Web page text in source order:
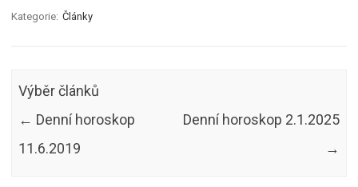
Kategorie: Články
Výběr článků
← Denní horoskop
11.6.2019
Denní horoskop 2.1.2025
→